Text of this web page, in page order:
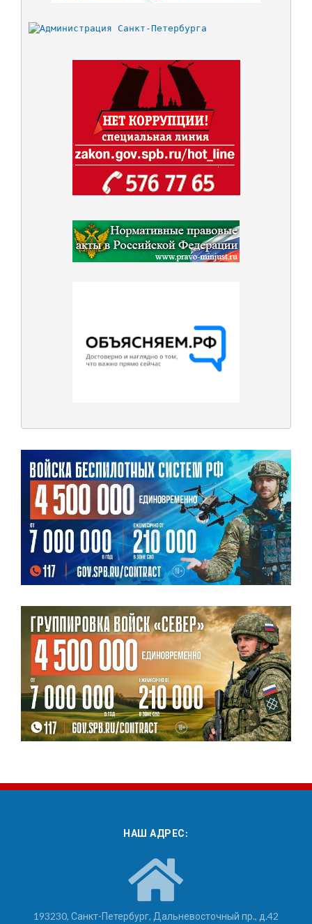
НАШ АДРЕС:
193230, Санкт-Петербург, Дальневосточный пр., д.42